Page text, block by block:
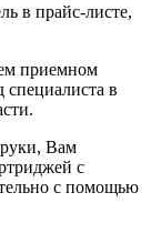
в прайс-листе,
приемном
в
Вам
с
с помощью